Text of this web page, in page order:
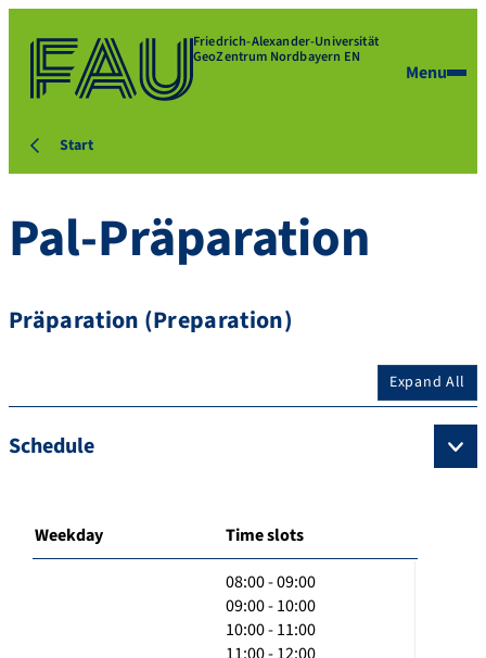
Friedrich-Alexander-Universität
GeoZentrum Nordbayern EN
Menu
Start
Pal-Präparation
Präparation (Preparation)
Expand All
Schedule
Weekday Time slots
08:00 - 09:00
09:00 - 10:00
10:00 - 11:00